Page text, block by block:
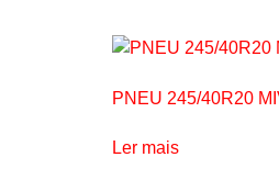
PNEU 245/40R20
Ler mais